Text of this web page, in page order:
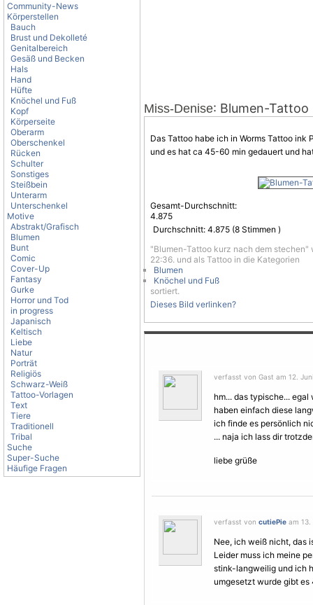
Community-News
Körperstellen
Bauch
Brust und Dekolleté
Genitalbereich
Gesäß und Becken
Hals
Hand
Hüfte
Knöchel und Fuß
Kopf
Körperseite
Oberarm
Oberschenkel
Rücken
Schulter
Sonstiges
Steißbein
Unterarm
Unterschenkel
Motive
Abstrakt/Grafisch
Blumen
Bunt
Comic
Cover-Up
Fantasy
Gurke
Horror und Tod
in progress
Japanisch
Keltisch
Liebe
Natur
Porträt
Religiös
Schwarz-Weiß
Tattoo-Vorlagen
Text
Tiere
Traditionell
Tribal
Suche
Super-Suche
Häufige Fragen
Miss-Denise: Blumen-
Das Tattoo habe ich in Worms Tattoo
und es hat ca 45-60 min gedauert und
Gesamt-Durchschnitt:
4.875
Durchschnitt: 4.875 (8 Stimmen )
"Blumen-Tattoo kurz nach dem
22:36. und als Tattoo in die Kategorien
Blumen
Knöchel und Fuß
sortiert.
Dieses Bild verlinken?
verfasst von Gast am 12.
hm... das typische...
haben einfach diese
ich finde es persönlich
... naja ich lass dir
liebe grüße
verfasst von cutiePie am 13.
Nee, ich weiß nicht, das
Leider muss ich meine
stink-langweilig und ich
umgesetzt wurde gibt es